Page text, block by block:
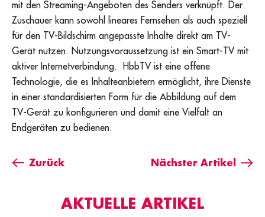
mit den Streaming-Angeboten des Senders verknüpft. Der
Zuschauer kann sowohl lineares Fernsehen als auch speziell
für den TV-Bildschirm angepasste Inhalte direkt am TV-
Gerät nutzen. Nutzungsvoraussetzung ist ein Smart-TV mit
aktiver Internetverbindung. HbbTV ist eine offene
Technologie, die es Inhalteanbietern ermöglicht, ihre Dienste
in einer standardisierten Form für die Abbildung auf dem
TV-Gerät zu konfigurieren und damit eine Vielfalt an
Endgeräten zu bedienen.
Zurück Nächster Artikel
AKTUELLE ARTIKEL